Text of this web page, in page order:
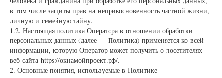
в том числе защиты прав на неприкосновенность частной жизни,
личную и семейную тайну.
1.2. Настоящая политика Оператора в отношении обработки
персональных данных (далее — Политика) применяется ко всей
информации, которую Оператор может получить о посетителях
веб-сайта https://окнамойпроект.рф/.
2. Основные понятия, используемые в Политике